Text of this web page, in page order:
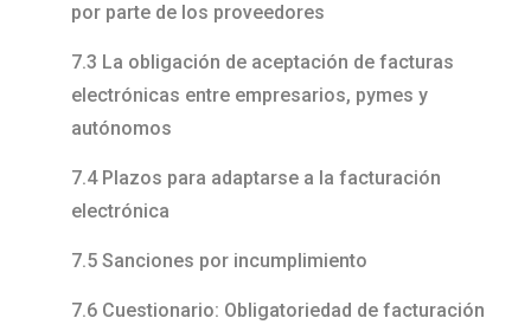
por parte de los proveedores
7.3 La obligación de aceptación de facturas
electrónicas entre empresarios, pymes y
autónomos
7.4 Plazos para adaptarse a la facturación
electrónica
7.5 Sanciones por incumplimiento
7.6 Cuestionario: Obligatoriedad de facturación